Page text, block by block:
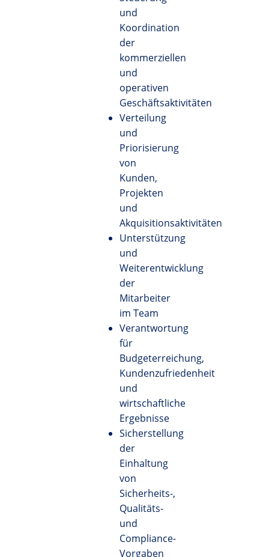
und
Koordination
der
kommerziellen
und
operativen
Geschäftsaktivitäten
Verteilung
und
Priorisierung
von
Kunden,
Projekten
und
Akquisitionsaktivitäten
Unterstützung
und
Weiterentwicklung
der
Mitarbeiter
im Team
Verantwortung
für
Budgeterreichung,
Kundenzufriedenheit
und
wirtschaftliche
Ergebnisse
Sicherstellung
der
Einhaltung
von
Sicherheits-,
Qualitäts-
und
Compliance-
Vorgaben